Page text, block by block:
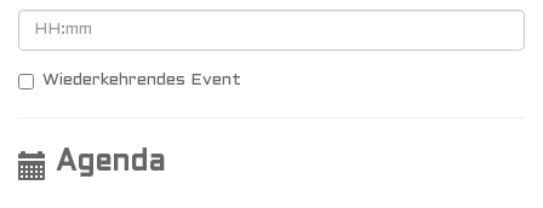
Wiederkehrendes Event
Agenda